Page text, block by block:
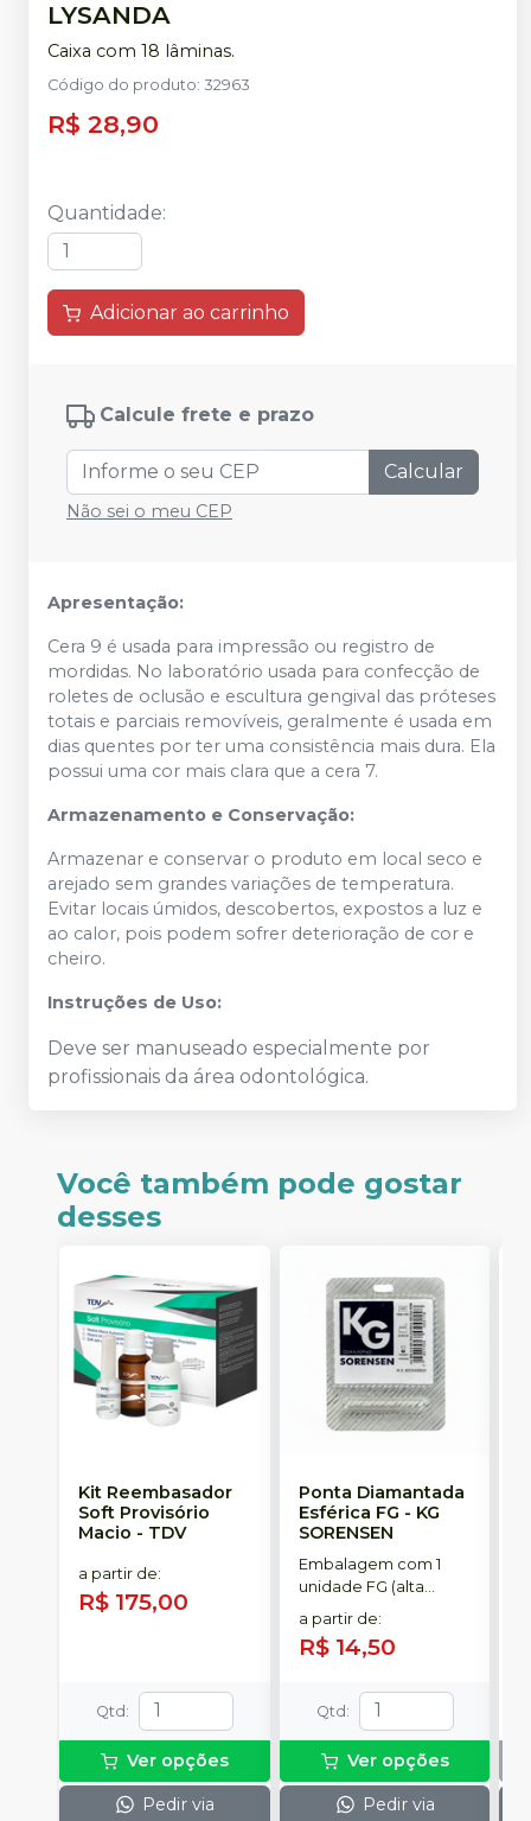
LYSANDA
Caixa com 18 lâminas.
Código do produto: 32963
R$ 28,90
Quantidade:
Adicionar ao carrinho
Calcule frete e prazo
Calcular
Não sei o meu CEP
Apresentação:
Cera 9 é usada para impressão ou registro de
mordidas. No laboratório usada para confecção de
roletes de oclusão e escultura gengival das próteses
totais e parciais removíveis, geralmente é usada em
dias quentes por ter uma consistência mais dura. Ela
possui uma cor mais clara que a cera 7.
Armazenamento e Conservação:
Armazenar e conservar o produto em local seco e
arejado sem grandes variações de temperatura.
Evitar locais úmidos, descobertos, expostos a luz e
ao calor, pois podem sofrer deterioração de cor e
cheiro.
Instruções de Uso:
Deve ser manuseado especialmente por
profissionais da área odontológica.
Você também pode gostar
desses
Kit Reembasador
Soft Provisório
Macio - TDV
a partir de:
R$ 175,00
Qtd :
Ver opções
Pedir via
Ponta Diamantada
Esférica FG - KG
SORENSEN
Embalagem com 1
unidade FG (alta
rotação).
a partir de:
R$ 14,50
Qtd :
Ver opções
Pedir via